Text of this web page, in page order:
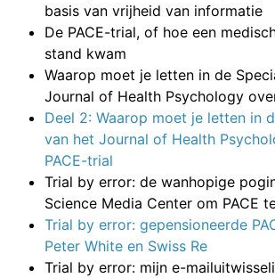
basis van vrijheid van informatie
De PACE-trial, of hoe een
stand kwam
Waarop moet je letten in de
Journal of Health Psychology
Deel 2: Waarop moet je letten in
van het Journal of Health
PACE-trial
Trial by error: de wanhopige
Science Media Center om PACE
Trial by error: gepensioneerde
Peter White en Swiss Re
Trial by error: mijn e-